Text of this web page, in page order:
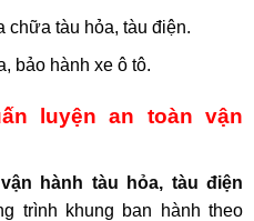
chữa tàu hỏa, tàu điện.
bảo hành xe ô tô.
luyện an toàn vận
hành tàu hỏa, tàu điện
trình khung ban hành theo